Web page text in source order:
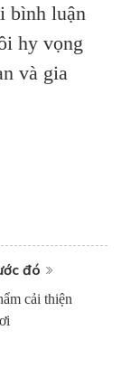
bình luận
hy vọng
và gia
đó